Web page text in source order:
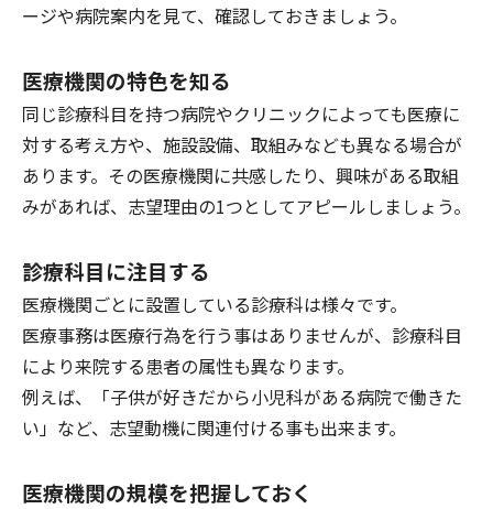
ージや病院案内を見て、確認しておきましょう。
医療機関の特色を知る
同じ診療科目を持つ病院やクリニックによっても医療に
対する考え方や、施設設備、取組みなども異なる場合が
あります。その医療機関に共感したり、興味がある取組
みがあれば、志望理由の1つとしてアピールしましょう。
診療科目に注目する
医療機関ごとに設置している診療科は様々です。
医療事務は医療行為を行う事はありませんが、診療科目
により来院する患者の属性も異なります。
例えば、「子供が好きだから小児科がある病院で働きた
い」など、志望動機に関連付ける事も出来ます。
医療機関の規模を把握しておく